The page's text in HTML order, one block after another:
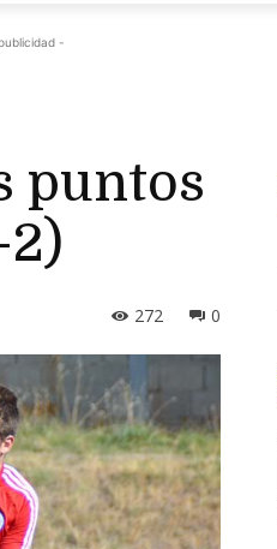
-
puntos
0
272